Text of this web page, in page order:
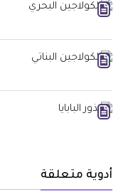
أدوية متعلقة